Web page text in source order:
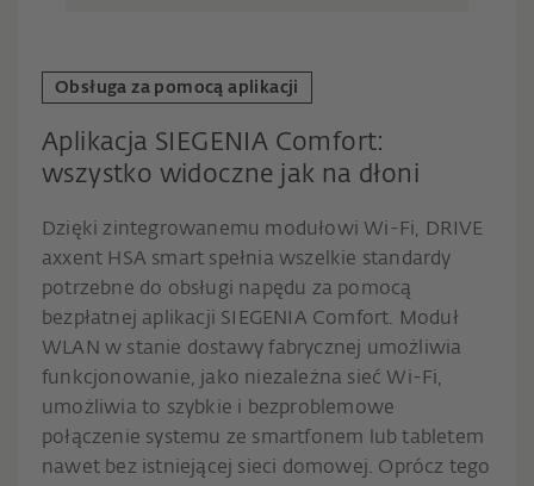
Obsługa za pomocą aplikacji
Aplikacja SIEGENIA Comfort:
wszystko widoczne jak na dłoni
Dzięki zintegrowanemu modułowi Wi-Fi, DRIVE
axxent HSA smart spełnia wszelkie standardy
potrzebne do obsługi napędu za pomocą
bezpłatnej aplikacji SIEGENIA Comfort. Moduł
WLAN w stanie dostawy fabrycznej umożliwia
funkcjonowanie, jako niezależna sieć Wi-Fi,
umożliwia to szybkie i bezproblemowe
połączenie systemu ze smartfonem lub tabletem
nawet bez istniejącej sieci domowej. Oprócz tego